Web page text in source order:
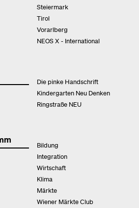
Steiermark
Tirol
Vorarlberg
NEOS X - International
Die pinke Handschrift
Kindergarten Neu Denken
Ringstraße NEU
Bildung
Integration
Wirtschaft
Klima
Märkte
Wiener Märkte Club